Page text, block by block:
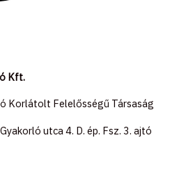
Kft.
Korlátolt Felelősségű Társaság
utca 4. D. ép. Fsz. 3. ajtó